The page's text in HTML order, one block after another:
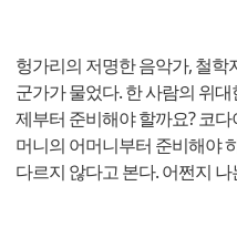
헝가리의 저명한 음악가, 철
군가가 물었다. 한 사람의 위
제부터 준비해야 할까요? 코
머니의 어머니부터 준비해야
다르지 않다고 본다. 어쩐지 나